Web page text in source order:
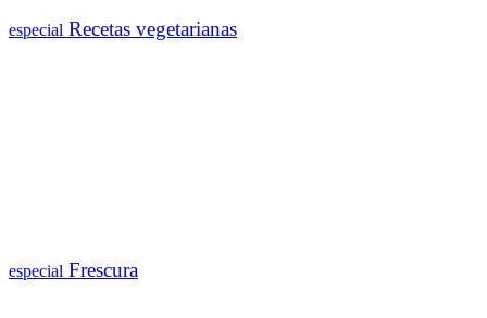
especial Recetas vegetarianas
especial Frescura